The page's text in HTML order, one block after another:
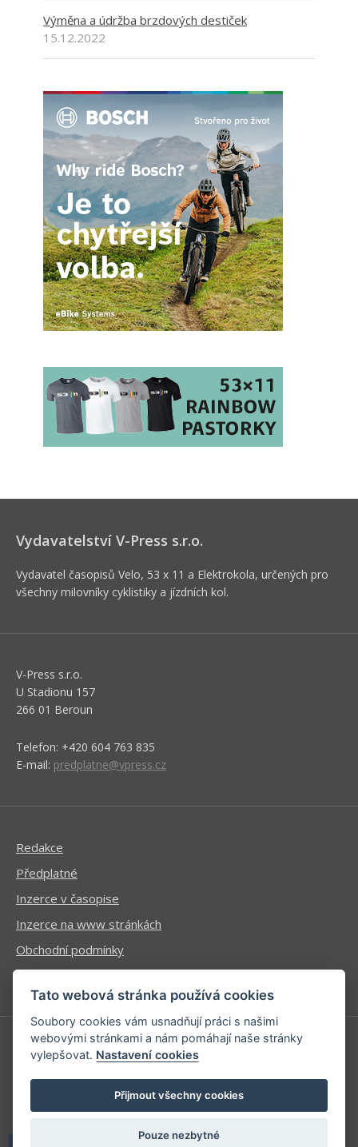
Výměna a údržba brzdových destiček
15.12.2022
Vydavatelství V-Press s.r.o.
Vydavatel časopisů Velo, 53 x 11 a Elektrokola, určených pro
všechny milovníky cyklistiky a jízdních kol.
V-Press s.r.o.
U Stadionu 157
266 01 Beroun
Telefon: +420 604 763 835
E-mail: predplatne@vpress.cz
Redakce
Předplatné
Inzerce v časopise
Inzerce na www stránkách
Obchodní podmínky
Ochrana osobních údajů
Příhlášení | Registrace
Kontaktní informace
Mapa stránek
Tato webová stránka používá cookies
Soubory cookies vám usnadňují práci s našimi
webovými stránkami a nám pomáhají naše stránky
vylepšovat. Nastavení cookies
Přijmout všechny cookies
Pouze nezbytné